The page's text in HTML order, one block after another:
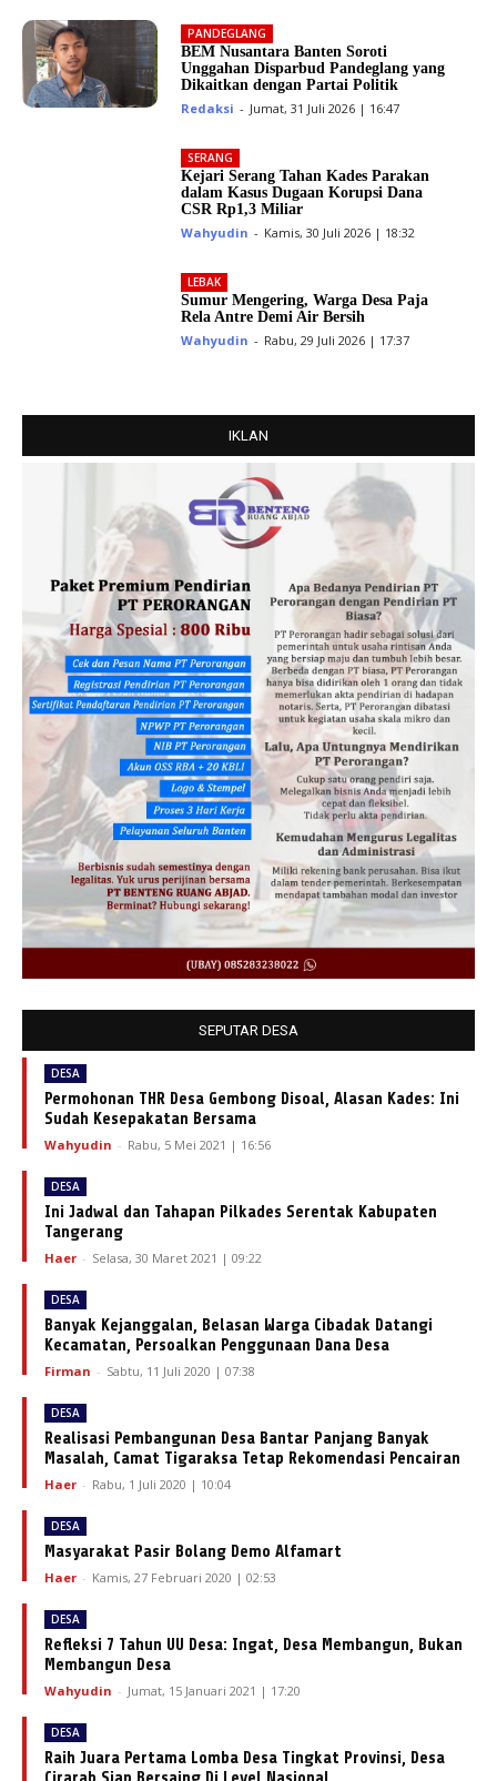
PANDEGLANG
BEM Nusantara Banten Soroti
Unggahan Disparbud Pandeglang yang
Dikaitkan dengan Partai Politik
Redaksi - Jumat, 31 Juli 2026 | 16:47
SERANG
Kejari Serang Tahan Kades Parakan
dalam Kasus Dugaan Korupsi Dana
CSR Rp1,3 Miliar
Wahyudin - Kamis, 30 Juli 2026 | 18:32
LEBAK
Sumur Mengering, Warga Desa Paja
Rela Antre Demi Air Bersih
Wahyudin - Rabu, 29 Juli 2026 | 17:37
IKLAN
SEPUTAR DESA
DESA
Permohonan THR Desa Gembong Disoal, Alasan Kades: Ini
Sudah Kesepakatan Bersama
Wahyudin - Rabu, 5 Mei 2021 | 16:56
DESA
Ini Jadwal dan Tahapan Pilkades Serentak Kabupaten
Tangerang
Haer - Selasa, 30 Maret 2021 | 09:22
DESA
Banyak Kejanggalan, Belasan Warga Cibadak Datangi
Kecamatan, Persoalkan Penggunaan Dana Desa
Firman - Sabtu, 11 Juli 2020 | 07:38
DESA
Realisasi Pembangunan Desa Bantar Panjang Banyak
Masalah, Camat Tigaraksa Tetap Rekomendasi Pencairan
Haer - Rabu, 1 Juli 2020 | 10:04
DESA
Masyarakat Pasir Bolang Demo Alfamart
Haer - Kamis, 27 Februari 2020 | 02:53
DESA
Refleksi 7 Tahun UU Desa: Ingat, Desa Membangun, Bukan
Membangun Desa
Wahyudin - Jumat, 15 Januari 2021 | 17:20
DESA
Raih Juara Pertama Lomba Desa Tingkat Provinsi, Desa